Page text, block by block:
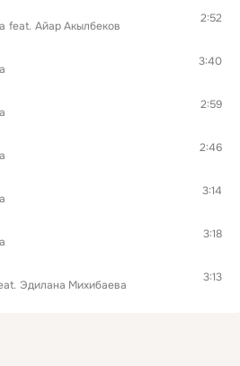
feat. Айар Акылбеков
2:52
3:40
2:59
2:46
3:14
3:18
Эдилана Михибаева
3:13